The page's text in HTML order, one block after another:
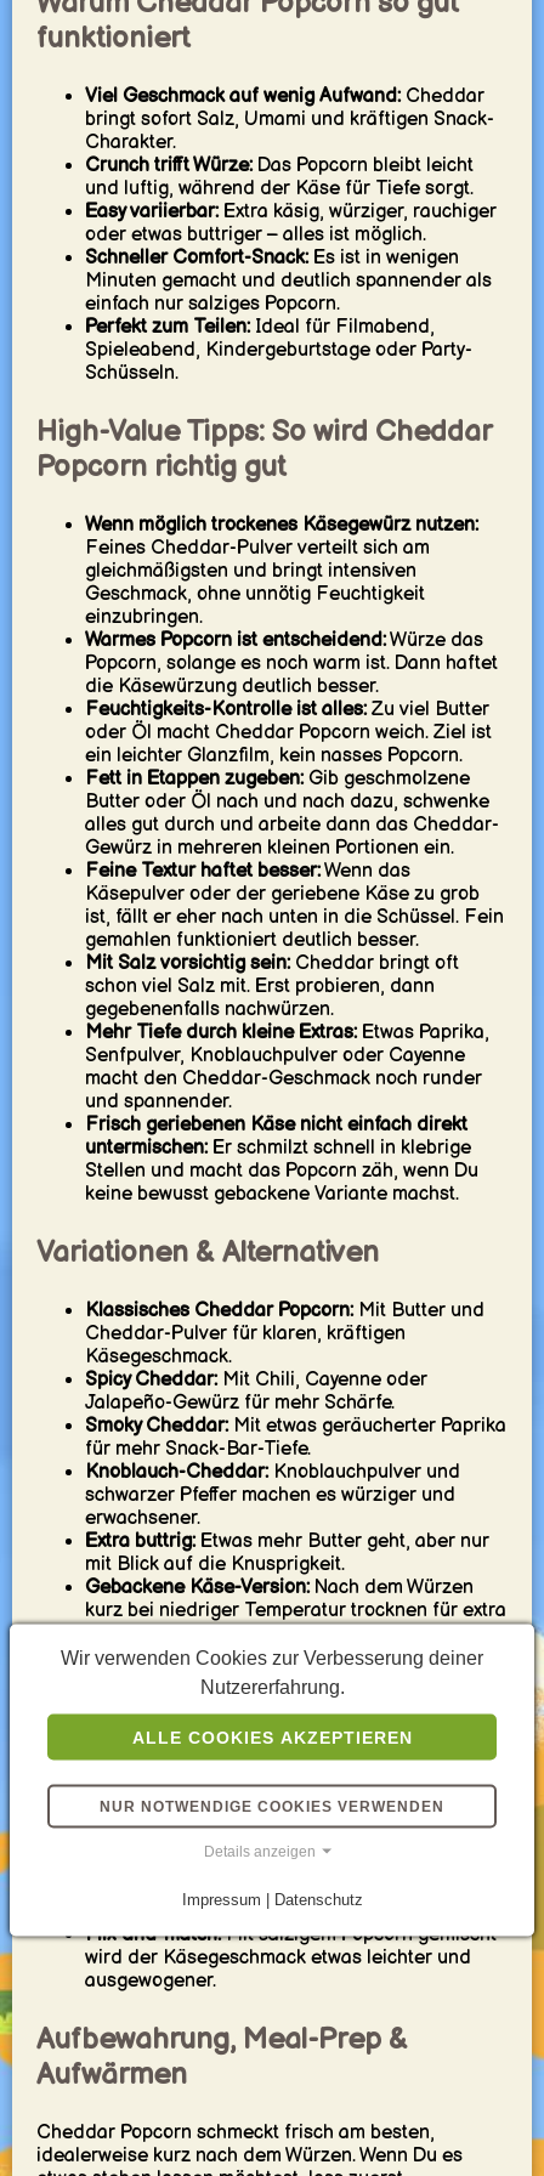
funktioniert
Viel Geschmack auf wenig Aufwand:Cheddar
bringt sofort Salz, Umami und kräftigen Snack-
Charakter.
Crunch trifft Würze:Das Popcorn bleibt leicht
und luftig, während der Käse für Tiefe sorgt.
Easy variierbar:Extra käsig, würziger, rauchiger
oder etwas buttriger – alles ist möglich.
Schneller Comfort-Snack:Es ist in wenigen
Minuten gemacht und deutlich spannender als
einfach nur salziges Popcorn.
Perfekt zum Teilen:Ideal für Filmabend,
Spieleabend, Kindergeburtstage oder Party-
Schüsseln.
High-Value Tipps: So wird Cheddar
Popcorn richtig gut
Wenn möglich trockenes Käsegewürz nutzen:
Feines Cheddar-Pulver verteilt sich am
gleichmäßigsten und bringt intensiven
Geschmack, ohne unnötig Feuchtigkeit
einzubringen.
Warmes Popcorn ist entscheidend:Würze das
Popcorn, solange es noch warm ist. Dann haftet
die Käsewürzung deutlich besser.
Feuchtigkeits-Kontrolle ist alles:Zu viel Butter
oder Öl macht Cheddar Popcorn weich. Ziel ist
ein leichter Glanzfilm, kein nasses Popcorn.
Fett in Etappen zugeben:Gib geschmolzene
Butter oder Öl nach und nach dazu, schwenke
alles gut durch und arbeite dann das Cheddar-
Gewürz in mehreren kleinen Portionen ein.
Feine Textur haftet besser:Wenn das
Käsepulver oder der geriebene Käse zu grob
ist, fällt er eher nach unten in die Schüssel. Fein
gemahlen funktioniert deutlich besser.
Mit Salz vorsichtig sein:Cheddar bringt oft
schon viel Salz mit. Erst probieren, dann
gegebenenfalls nachwürzen.
Mehr Tiefe durch kleine Extras:Etwas Paprika,
Senfpulver, Knoblauchpulver oder Cayenne
macht den Cheddar-Geschmack noch runder
und spannender.
Frisch geriebenen Käse nicht einfach direkt
untermischen:Er schmilzt schnell in klebrige
Stellen und macht das Popcorn zäh, wenn Du
keine bewusst gebackene Variante machst.
Variationen & Alternativen
Klassisches Cheddar Popcorn:Mit Butter und
Cheddar-Pulver für klaren, kräftigen
Käsegeschmack.
Spicy Cheddar:Mit Chili, Cayenne oder
Jalapeño-Gewürz für mehr Schärfe.
Smoky Cheddar:Mit etwas geräucherter Paprika
für mehr Snack-Bar-Tiefe.
Knoblauch-Cheddar:Knoblauchpulver und
schwarzer Pfeffer machen es würziger und
erwachsener.
Extra buttrig:Etwas mehr Butter geht, aber nur
mit Blick auf die Knusprigkeit.
Gebackene Käse-Version:Nach dem Würzen
kurz bei niedriger Temperatur trocknen für extra
Servierideen / Pairings
Filmabend-Schüssel:Warm servieren, solange
Party-Snack:In Becher oder kleine Tüten
portionieren – praktisch und unkompliziert.
Passt super zu Brezeln, Nüssen,
Zu Getränken:
Sehr gut mit Cola, Eistee,
Sprudelwasser oder Bier.
Mix-and-match:Mit salzigem Popcorn gemischt
wird der Käsegeschmack etwas leichter und
ausgewogener.
Aufbewahrung, Meal-Prep &
Aufwärmen
Cheddar Popcorn schmeckt frisch am besten,
idealerweise kurz nach dem Würzen. Wenn Du es
Wir verwenden Cookies zur Verbesserung deiner
Nutzererfahrung.
ALLE COOKIES AKZEPTIEREN
NUR NOTWENDIGE COOKIES VERWENDEN
Details anzeigen
Impressum | Datenschutz